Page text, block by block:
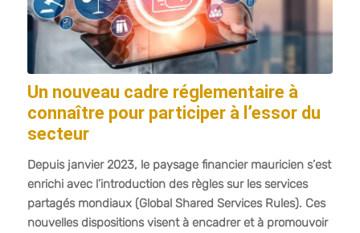
Un nouveau cadre réglementaire à
connaître pour participer à l’essor du
secteur
Depuis janvier 2023, le paysage financier mauricien s’est
enrichi avec l’introduction des règles sur les services
partagés mondiaux (Global Shared Services Rules). Ces
nouvelles dispositions visent à encadrer et à promouvoir